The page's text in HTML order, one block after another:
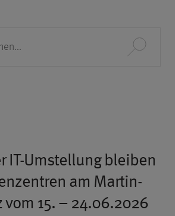
IT-Umstellung bleiben
am Martin-
vom 15. – 24.06.2026